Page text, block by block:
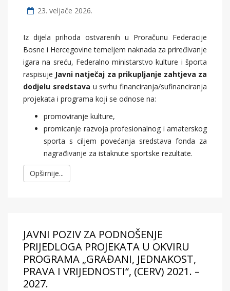
23. veljače 2026.
Iz dijela prihoda ostvarenih u Proračunu Federacije
Bosne i Hercegovine temeljem naknada za priređivanje
igara na sreću, Federalno ministarstvo kulture i športa
raspisuje Javni natječaj za prikupljanje zahtjeva za
dodjelu sredstava u svrhu financiranja/sufinanciranja
projekata i programa koji se odnose na:
promoviranje kulture,
promicanje razvoja profesionalnog i amaterskog
sporta s ciljem povećanja sredstava fonda za
nagrađivanje za istaknute sportske rezultate.
Opširnije...
JAVNI POZIV ZA PODNOŠENJE
PRIJEDLOGA PROJEKATA U OKVIRU
PROGRAMA „GRAĐANI, JEDNAKOST,
PRAVA I VRIJEDNOSTI“, (CERV) 2021. –
2027.